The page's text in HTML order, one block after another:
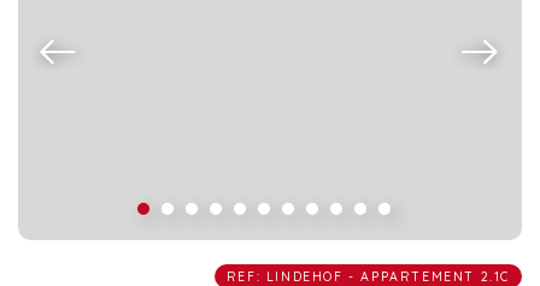
REF: LINDEHOF - APPARTEMENT 2.1C